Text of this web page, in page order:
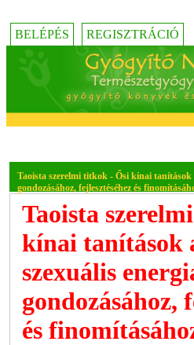
BELÉPÉS REGISZTRÁCIÓ
Taoista szerelmi titkok - Ősi kínai tanítások
gondozásához, fejlesztéséhez és
Taoista
kínai tanítások
szexuális
gondozásához,
és